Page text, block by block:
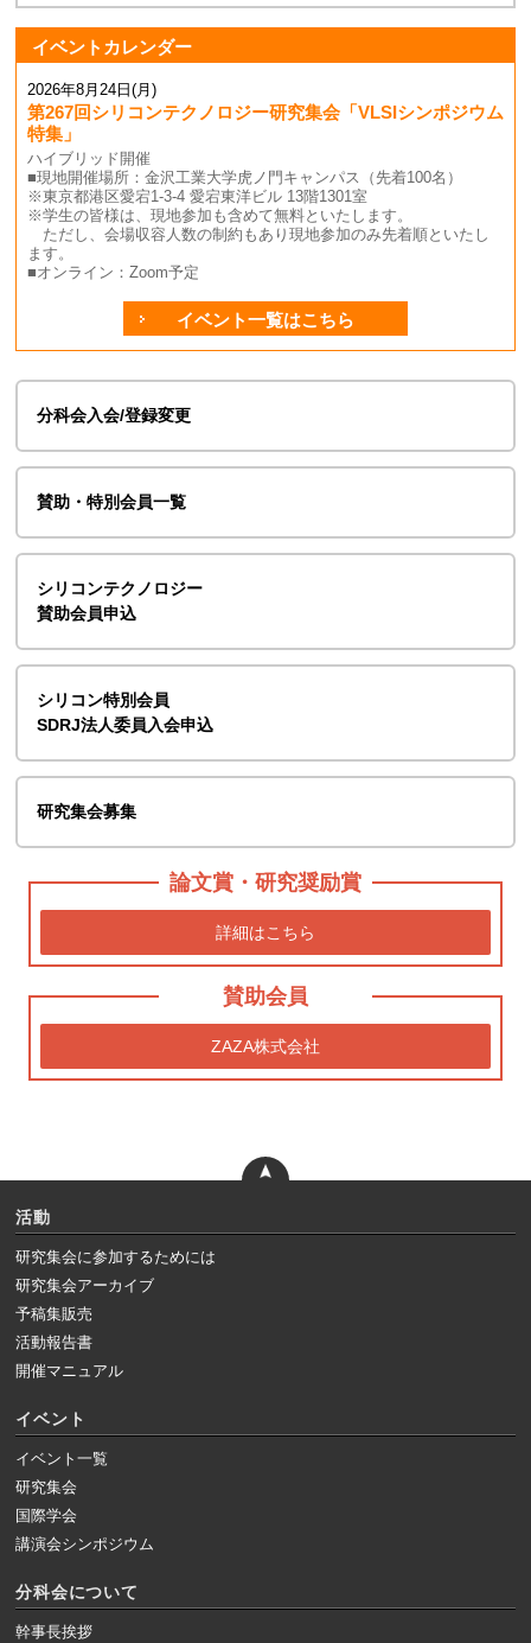
イベントカレンダー
2026年8月24日(月)
第267回シリコンテクノロジー研究集会「VLSIシンポジウム
特集」
ハイブリッド開催
■現地開催場所：金沢工業大学虎ノ門キャンパス（先着100名）
※東京都港区愛宕1-3-4 愛宕東洋ビル 13階1301室
※学生の皆様は、現地参加も含めて無料といたします。
ただし、会場収容人数の制約もあり現地参加のみ先着順といたし
ます。
■オンライン：Zoom予定
イベント一覧はこちら
分科会入会/登録変更
賛助・特別会員一覧
シリコンテクノロジー
賛助会員申込
シリコン特別会員
SDRJ法人委員入会申込
研究集会募集
論文賞・研究奨励賞
詳細はこちら
賛助会員
ZAZA株式会社
活動
研究集会に参加するためには
研究集会アーカイブ
予稿集販売
活動報告書
開催マニュアル
イベント
イベント一覧
研究集会
国際学会
講演会シンポジウム
分科会について
幹事長挨拶